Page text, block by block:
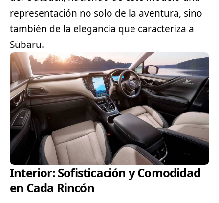
representación no solo de la aventura, sino
también de la elegancia que caracteriza a
Subaru.
Interior: Sofisticación y Comodidad
en Cada Rincón